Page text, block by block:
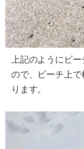
上記のようにビ
ので、ビーチ上
ります。